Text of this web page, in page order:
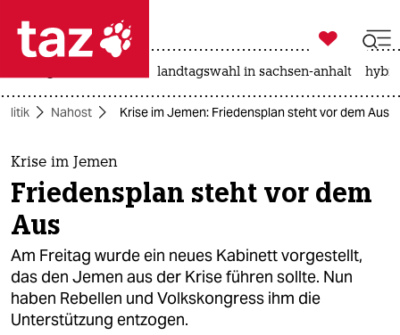
 taz zahl ich
taz zahl ich
themen
politik
öko
gesellschaft
kultur

taz zahl ich
landtagswahl in sachsen-anhalt
Nahost Krise im Jemen: Friedensplan steht vor dem Aus
Krise im Jemen
Friedensplan steht vor dem
Aus
Am Freitag wurde ein neues Kabinett vorgestellt,
das den Jemen aus der Krise führen sollte. Nun
haben Rebellen und Volkskongress ihm die
Unterstützung entzogen.